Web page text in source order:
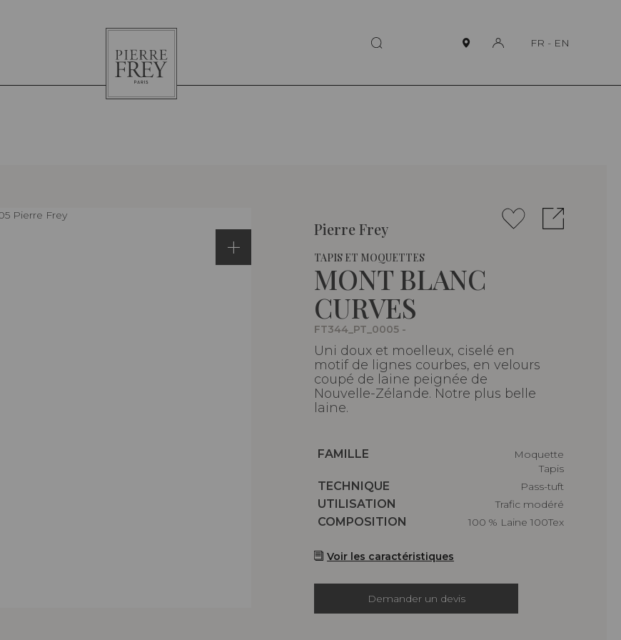
Pierre
Frey
FR - EN
Pierre Frey
TAPIS ET MOQUETTES
MONT BLANC
CURVES
FT344_PT_0005 -
Uni doux et moelleux, ciselé en
motif de lignes courbes, en velours
coupé de laine peignée de
Nouvelle-Zélande. Notre plus belle
laine.
Caractéristiques
FAMILLE
Moquette
Tapis
Caractéristiques
TECHNIQUE
Pass-tuft
Caractéristiques
UTILISATION
Trafic modéré
Caractéristiques
COMPOSITION 100 % Laine 100Tex
Voir les caractéristiques
Demander un devis